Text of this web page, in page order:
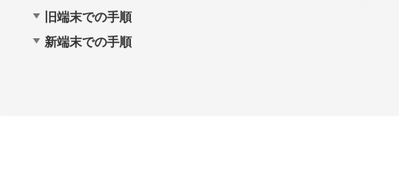
旧端末での手順
新端末での手順